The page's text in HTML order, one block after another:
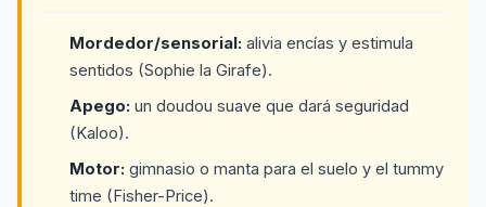
Mordedor/sensorial: alivia encías y estimula
sentidos (Sophie la Girafe).
Apego: un doudou suave que dará seguridad
(Kaloo).
Motor: gimnasio o manta para el suelo y el tummy
time (Fisher-Price).